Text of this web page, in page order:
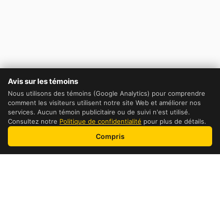
Avis sur les témoins
Nous utilisons des témoins (Google Analytics) pour comprendre
comment les visiteurs utilisent notre site Web et améliorer nos
services. Aucun témoin publicitaire ou de suivi n'est utilisé.
Consultez notre Politique de confidentialité pour plus de détails.
Compris